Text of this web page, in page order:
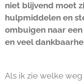
niet blijvend moet
hulpmiddelen en
ombuigen naar
en veel
Als ik zie welke